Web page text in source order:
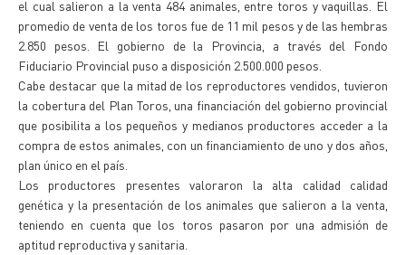
el cual salieron a la venta 484 animales, entre toros y vaquillas. El
promedio de venta de los toros fue de 11 mil pesos y de las hembras
2.850 pesos. El gobierno de la Provincia, a través del Fondo
Fiduciario Provincial puso a disposición 2.500.000 pesos.
Cabe destacar que la mitad de los reproductores vendidos, tuvieron
la cobertura del Plan Toros, una financiación del gobierno provincial
que posibilita a los pequeños y medianos productores acceder a la
compra de estos animales, con un financiamiento de uno y dos años,
plan único en el país.
Los productores presentes valoraron la alta calidad calidad
genética y la presentación de los animales que salieron a la venta,
teniendo en cuenta que los toros pasaron por una admisión de
aptitud reproductiva y sanitaria.